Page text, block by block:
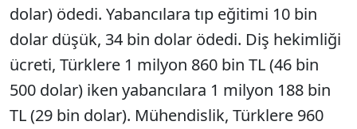
dolar) ödedi. Yabancılara tıp eğitimi 10 bin
dolar düşük, 34 bin dolar ödedi. Diş hekimliği
ücreti, Türklere 1 milyon 860 bin TL (46 bin
500 dolar) iken yabancılara 1 milyon 188 bin
TL (29 bin dolar). Mühendislik, Türklere 960